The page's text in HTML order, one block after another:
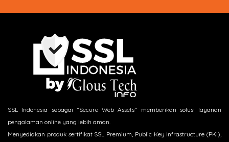
SSL Indonesia sebagai “Secure Web Assets“ memberikan solusi layanan
pengalaman online yang lebih aman.
Menyediakan produk sertifikat SSL Premium, Public Key Infrastructure (PKI),